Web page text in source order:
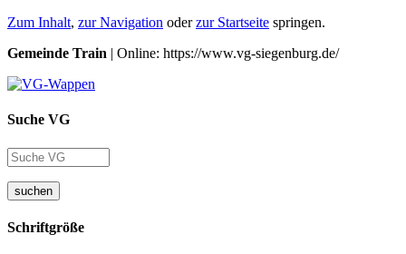
Zum Inhalt, zur Navigation oderzur Startseite springen.
Gemeinde Train | Online: https://www.vg-siegenburg.de/
Suche VG
suchen
Schriftgröße